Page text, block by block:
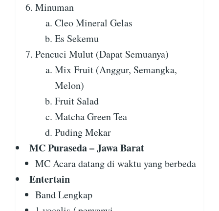
Minuman
Cleo Mineral Gelas
Es Sekemu
Pencuci Mulut (Dapat Semuanya)
Mix Fruit (Anggur, Semangka,
Melon)
Fruit Salad
Matcha Green Tea
Puding Mekar
MC Puraseda – Jawa Barat
MC Acara datang di waktu yang berbeda
Entertain
Band Lengkap